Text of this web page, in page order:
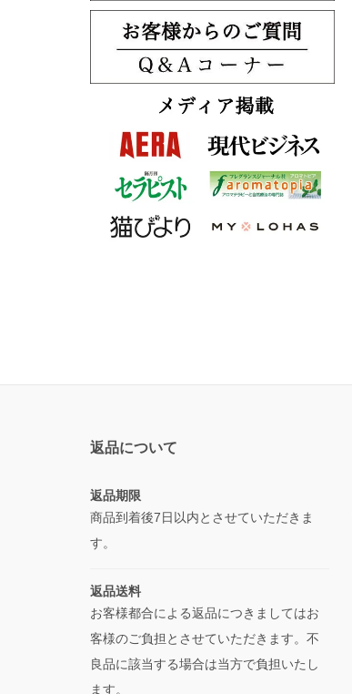
返品について
返品期限
商品到着後7日以内とさせていただきま
す。
返品送料
お客様都合による返品につきましてはお
客様のご負担とさせていただきます。不
良品に該当する場合は当方で負担いたし
ます。